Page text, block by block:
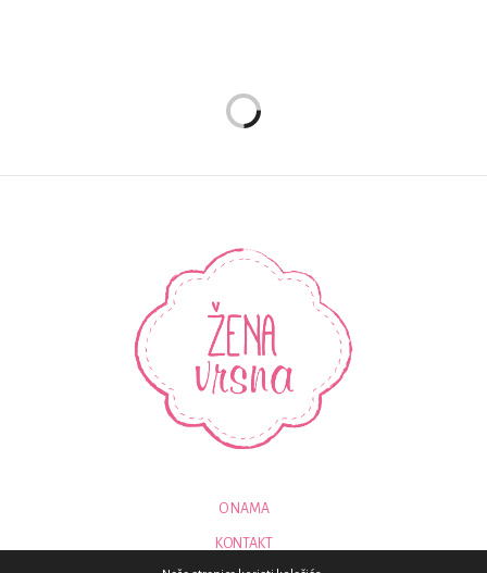
O NAMA
KONTAKT